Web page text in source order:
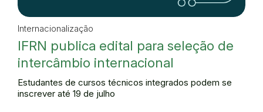
Internacionalização
IFRN publica edital para seleção de
intercâmbio internacional
Estudantes de cursos técnicos integrados podem se
inscrever até 19 de julho